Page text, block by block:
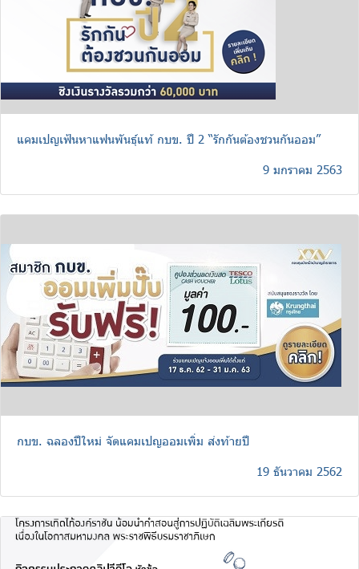
แคมเปญเฟ้นหาแฟนพันธุ์แท้ กบข. ปี 2 “รักกันต้องชวนกันออม”
9 มกราคม 2563
กบข. ฉลองปีใหม่ จัดแคมเปญออมเพิ่ม ส่งท้ายปี
19 ธันวาคม 2562